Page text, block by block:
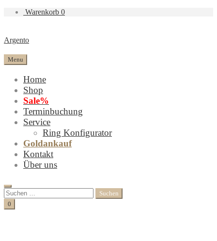
Warenkorb 0
Argento
Menu
Home
Shop
Sale%
Terminbuchung
Service
Ring Konfigurator
Goldankauf
Kontakt
Über uns
Search
Suchen
nach:
Cart
0